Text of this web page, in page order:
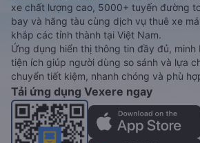
xe chất lượng cao, 5000+ tuyến đường
bay và hãng tàu cùng dịch vụ thuê xe
khắp các tỉnh thành tại Việt Nam.
Ứng dụng hiển thị thông tin đầy đủ, minh
tiện ích giúp người dùng so sánh và lựa
chuyển tiết kiệm, nhanh chóng và phù
Tải ứng dụng Vexere ngay